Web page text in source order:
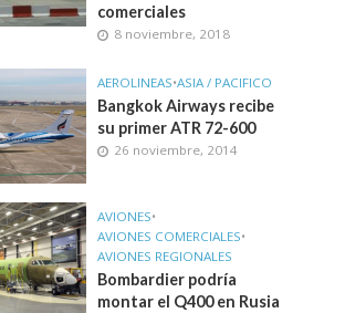
comerciales
8 noviembre, 2018
AEROLINEAS•ASIA / PACIFICO
Bangkok Airways recibe
su primer ATR 72-600
26 noviembre, 2014
AVIONES•
AVIONES COMERCIALES•
AVIONES REGIONALES
Bombardier podría
montar el Q400 en Rusia